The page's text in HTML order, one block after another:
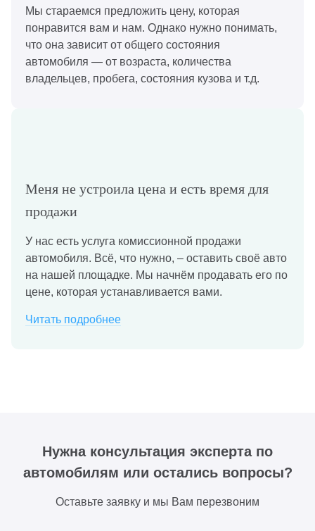
Мы стараемся предложить цену, которая
понравится вам и нам. Однако нужно понимать,
что она зависит от общего состояния
автомобиля — от возраста, количества
владельцев, пробега, состояния кузова и т.д.
Меня не устроила цена и есть время для
продажи
У нас есть услуга комиссионной продажи
автомобиля. Всё, что нужно, – оставить своё авто
на нашей площадке. Мы начнём продавать его по
цене, которая устанавливается вами.
Читать подробнее
Нужна консультация эксперта по
автомобилям или остались вопросы?
Оставьте заявку и мы Вам перезвоним